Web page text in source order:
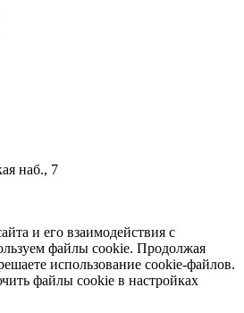
наб., 7
и его взаимодействия с
файлы cookie. Продолжая
использование cookie-файлов.
файлы cookie в настройках